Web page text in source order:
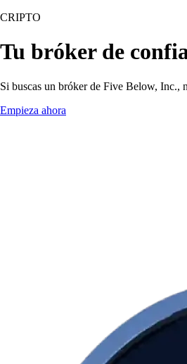
CRIPTO
Tu bróker de
Si buscas un bróker de Five Below, Inc.,
Empieza ahora